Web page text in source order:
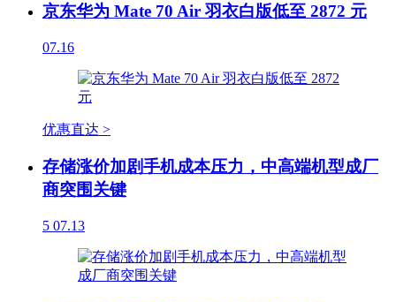
京东华为 Mate 70 Air 羽衣白版低至 2872 元
07.16
优惠直达 >
存储涨价加剧手机成本压力，中高端机型成厂
商突围关键
5 07.13